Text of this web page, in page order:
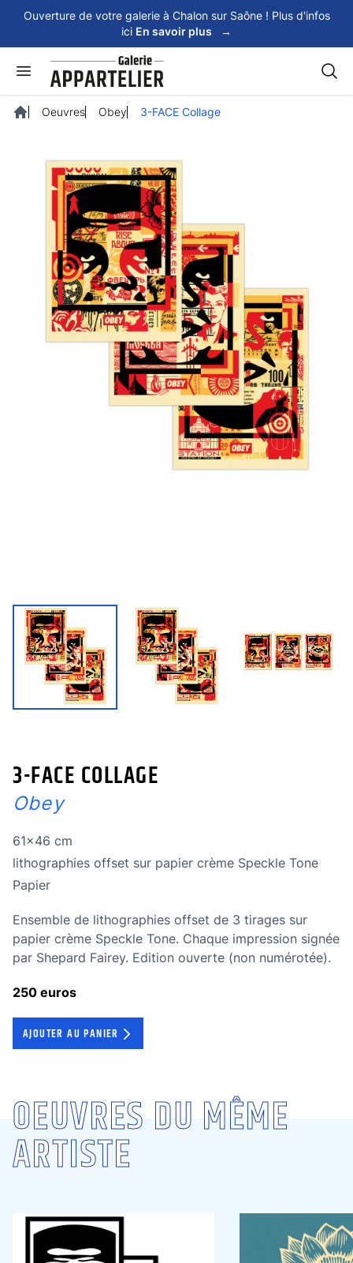
Ouverture de votre galerie à Chalon sur Saône ! Plus d'infos
ici En savoir plus →
Oeuvres Obey 3-FACE Collage
3-FACE COLLAGE
Obey
Dimensions
61x46 cm
Technique
lithographies offset sur papier crème Speckle Tone
Technique
Papier
Ensemble de lithographies offset de 3 tirages sur
papier crème Speckle Tone. Chaque impression signée
par Shepard Fairey. Edition ouverte (non numérotée).
250 euros
AJOUTER AU PANIER
OEUVRES DU MÊME
ARTISTE
Panneau de gestion des cookies